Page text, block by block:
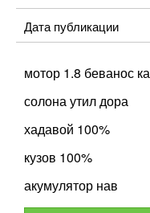
Дата публикации
мотор 1.8 беванос
солона утил дора
хадавой 100%
кузов 100%
акумулятор нав